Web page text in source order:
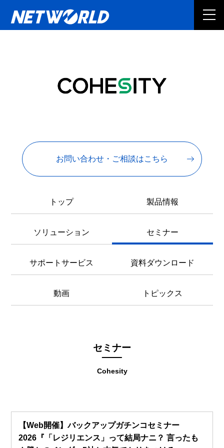
お問い合わせ・ご相談はこちら
トップ 製品情報
ソリューション セミナー
サポートサービス 資料ダウンロード
動画 トピックス
Cohesity
セミナー
【Web開催】バックアップガチンコセミナー
2026『「レジリエンス」って結局ナニ？ 言ったも